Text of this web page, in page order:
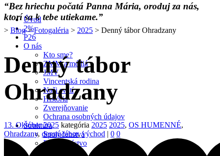
“Bez hriechu počatá Panna Mária, oroduj za nás,
ktorí sa k tebe utiekame.”
Úvod
2%
P26
O nás
Kto sme?
ZMM a médiá
JMV
Vincentská rodina
Naši svätí
História
Zverejňovanie
Ochrana osobných údajov
Štruktúra
Spoločenstvá
Predsedníctvo
> Blog>Fotogaléria > 2025 > Denný tábor Ohradzany
Denný tábor
Ohradzany
13. Október 2025 kategória 2025 2025, OS HUMENNÉ,
Ohradzany, denný tábor,východ | 0 0